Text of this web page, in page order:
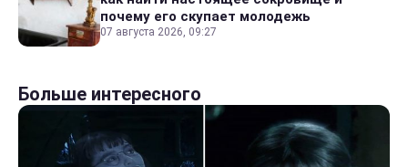
почему его скупает молодежь
07 августа 2026, 09:27
Больше интересного